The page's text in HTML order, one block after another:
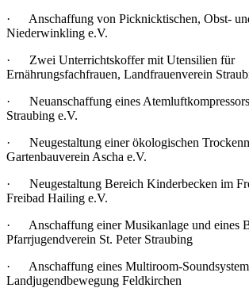
· Anschaffung von Picknicktischen, Obst-
Niederwinkling e.V.
· Zwei Unterrichtskoffer mit Utensilien für
Ernährungsfachfrauen, Landfrauenverein
· Neuanschaffung eines
Straubing e.V.
· Neugestaltung einer ökologischen
Gartenbauverein Ascha e.V.
· Neugestaltung Bereich Kinderbecken im
Freibad Hailing e.V.
· Anschaffung einer Musikanlage und eines
Pfarrjugendverein St. Peter Straubing
· Anschaffung eines Multiroom-
Landjugendbewegung Feldkirchen